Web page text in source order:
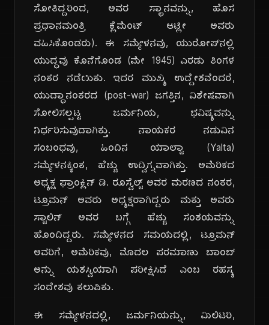
ಸೋತಿದ್ದರಿಂದ, ಅವರ ಸ್ಥಾನವನ್ನು, ಹೊಸ
ಪ್ರಧಾನಮಂತ್ರಿ ಕ್ಲೆಮೆಂಟ್ ಆಟ್ಲೀ ಅವರು
ವಹಿಸಿಕೊಂಡರು). ಈ ಸಮ್ಮೇಳನವು, ಯುರೋಪ್‌ನಲ್ಲಿ
ಯುದ್ಧವು ಕೊನೆಗೊಂಡ (ಮೇ 1945) ಎರಡು ತಿಂಗಳ
ನಂತರ ನಡೆಯಿತು. ಇದರ ಮುಖ್ಯ ಉದ್ದೇಶವೆಂದರೆ,
ಯುದ್ಧಾನಂತರದ (post-war) ಜಗತ್ತಿನ, ವಿಶೇಷವಾಗಿ
ಸೋಲಿಸಲ್ಪಟ್ಟ ಜರ್ಮನಿಯ, ಭವಿಷ್ಯವನ್ನು
ನಿರ್ಧರಿಸುವುದಾಗಿತ್ತು. ನಾಯಕರ ನಡುವಿನ
ಸಂಬಂಧವು, ಹಿಂದಿನ ಯಾಲ್ಟಾ (Yalta)
ಸಮ್ಮೇಳನಕ್ಕಿಂತ, ಹೆಚ್ಚು ಉದ್ವಿಗ್ನವಾಗಿತ್ತು. ಅಮೆರಿಕದ
ಅಧ್ಯಕ್ಷ ಫ್ರಾಂಕ್ಲಿನ್ ಡಿ. ರೂಸ್ವೆಲ್ಟ್ ಅವರ ಮರಣದ ನಂತರ,
ಟ್ರೂಮನ್ ಅವರು ಅಧ್ಯಕ್ಷರಾಗಿದ್ದರು ಮತ್ತು ಅವರು
ಸ್ಟಾಲಿನ್ ಅವರ ಬಗ್ಗೆ ಹೆಚ್ಚು ಸಂಶಯವನ್ನು
ಹೊಂದಿದ್ದರು. ಸಮ್ಮೇಳನದ ಸಮಯದಲ್ಲಿ, ಟ್ರೂಮನ್
ಅವರಿಗೆ, ಅಮೆರಿಕವು, ಮೊದಲ ಪರಮಾಣು ಬಾಂಬ್
ಅನ್ನು ಯಶಸ್ವಿಯಾಗಿ ಪರೀಕ್ಷಿಸಿದೆ ಎಂಬ ರಹಸ್ಯ
ಸಂದೇಶವು ತಲುಪಿತು.
ಈ ಸಮ್ಮೇಳನದಲ್ಲಿ, ಜರ್ಮನಿಯನ್ನು, ಮಿಲಿಟರಿ,